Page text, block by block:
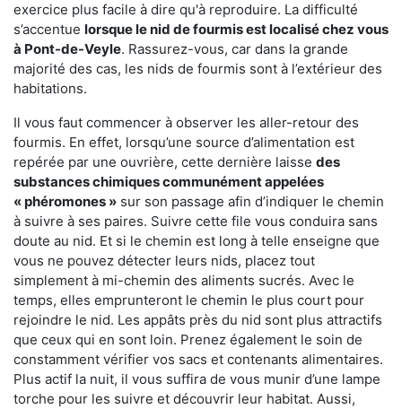
exercice plus facile à dire qu'à reproduire. La difficulté
s’accentue lorsque le nid de fourmis est localisé chez vous
à Pont-de-Veyle. Rassurez-vous, car dans la grande
majorité des cas, les nids de fourmis sont à l’extérieur des
habitations.
Il vous faut commencer à observer les aller-retour des
fourmis. En effet, lorsqu’une source d’alimentation est
repérée par une ouvrière, cette dernière laisse des
substances chimiques communément appelées
« phéromones » sur son passage afin d’indiquer le chemin
à suivre à ses paires. Suivre cette file vous conduira sans
doute au nid. Et si le chemin est long à telle enseigne que
vous ne pouvez détecter leurs nids, placez tout
simplement à mi-chemin des aliments sucrés. Avec le
temps, elles emprunteront le chemin le plus court pour
rejoindre le nid. Les appâts près du nid sont plus attractifs
que ceux qui en sont loin. Prenez également le soin de
constamment vérifier vos sacs et contenants alimentaires.
Plus actif la nuit, il vous suffira de vous munir d’une lampe
torche pour les suivre et découvrir leur habitat. Aussi,